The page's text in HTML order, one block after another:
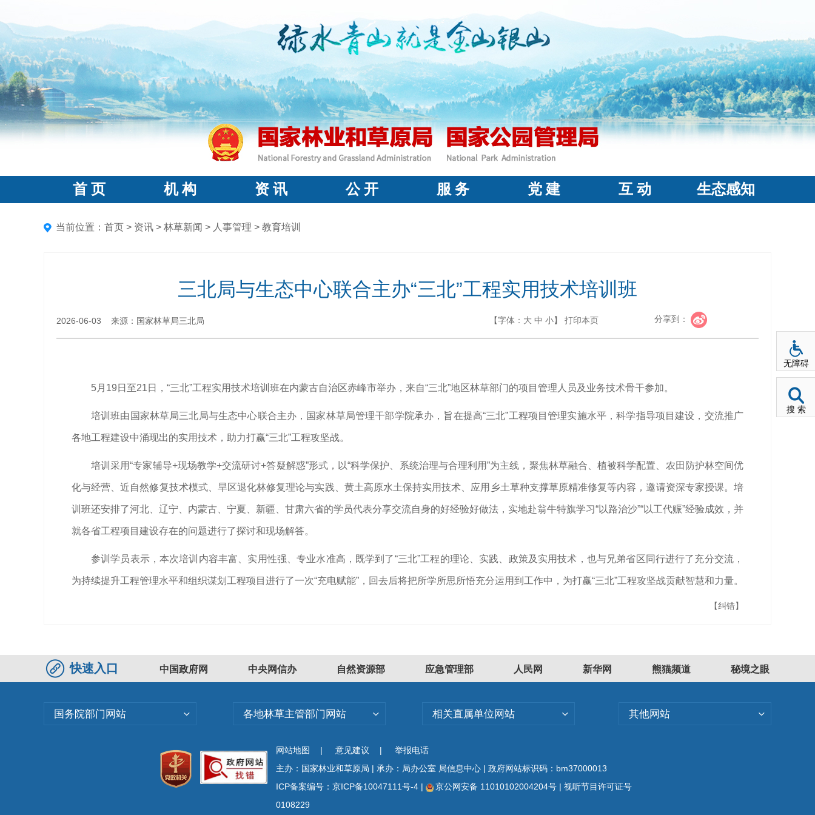
首 页 机 构 资 讯 公 开 服 务 党 建 互 动 生态感知
当前位置： 首页 > 资讯 > 林草新闻 > 人事管理 > 教育培训
三北局与生态中心联合主办“三北”工程实用技术培训班
2026-06-03 来源：国家林草局三北局 【字体： 大 中 小】 打印本页 分享到：
5月19日至21日，“三北”工程实用技术培训班在内蒙古自治区赤峰市举办，来自“三北”地区林草部门的项目管理人员及业务技术骨干参加。
培训班由国家林草局三北局与生态中心联合主办，国家林草局管理干部学院承办，旨在提高“三北”工程项目管理实施水平，科学指导项目建设，交流推广
各地工程建设中涌现出的实用技术，助力打赢“三北”工程攻坚战。
培训采用“专家辅导+现场教学+交流研讨+答疑解惑”形式， 以“科学保护、系统治理与合理利用”为主线，聚焦林草融合、植被科学配置、农田防护林空间优
化与经营、近自然修复技术模式、旱区退化林修复理论与实践、黄土高原水土保持实用技术、应用乡土草种支撑草原精准修复等内容，邀请资深专家授课。培
训班还安排了河北、辽宁、内蒙古、宁夏、新疆、甘肃六省的学员代表分享交流自身的好经验好做法，实地赴翁牛特旗学习“以路治沙”“以工代赈”经验成效，并
就各省工程项目建设存在的问题进行了探讨和现场解答。
参训学员表示，本次培训内容丰富、实用性强、专业水准高，既学到了“三北”工程的理论、实践、政策及实用技术，也与兄弟省区同行进行了充分交流，
为持续提升工程管理水平和组织谋划工程项目进行了一次“充电赋能” ，回去后将把所学所思所悟充分运用到工作中，为打赢“三北”工程攻坚战贡献智慧和力量。
【纠错】
快速入口 中国政府网 中央网信办 自然资源部 应急管理部 人民网 新华网 熊猫频道 秘境之眼
国务院部门网站 各地林草主管部门网站 相关直属单位网站 其他网站
网站地图 | 意见建议 |
举报电话
主办：国家林业和草原局 | 承办：局办公室 局信息中心 | 政府网站标识码：bm37000013
ICP备案编号：京ICP备10047111号-4 | 京公网安备 11010102004204号 | 视听节目许可证号
0108229
无障碍
搜 索